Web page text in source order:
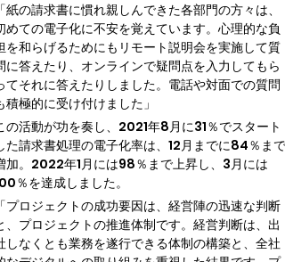
紙の請求書に慣れ親しんできた各部門の方々は、
めての電子化に不安を覚えています。心理的な負
を和らげるためにもリモート説明会を実施して質
に答えたり、オンラインで疑問点を入力してもら
てそれに答えたりしました。電話や対面での質問
積極的に受け付けました」
の活動が功を奏し、2021年8月に31％でスタート
た請求書処理の電子化率は、12月までに84％まで
加。2022年1月には98％まで上昇し、3月には
％を達成しました。
プロジェクトの成功要因は、経営陣の迅速な判断
、プロジェクトの推進体制です。経営判断は、出
しなくとも業務を遂行できる体制の構築と、全社